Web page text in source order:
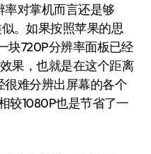
对掌机而言还是够
。如果按照苹果的思
块720P分辨率面板已经
果，也就是在这个距离
难分辨出屏幕的各个
较1080P也是节省了一